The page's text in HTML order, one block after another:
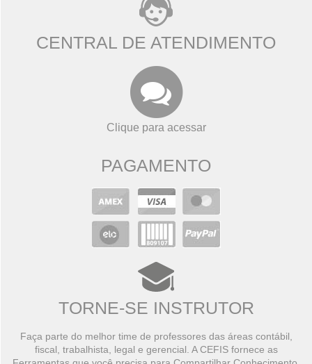
CENTRAL DE ATENDIMENTO
Clique para acessar
PAGAMENTO
TORNE-SE INSTRUTOR
Faça parte do melhor time de professores das áreas contábil,
fiscal, trabalhista, legal e gerencial. A CEFIS fornece as